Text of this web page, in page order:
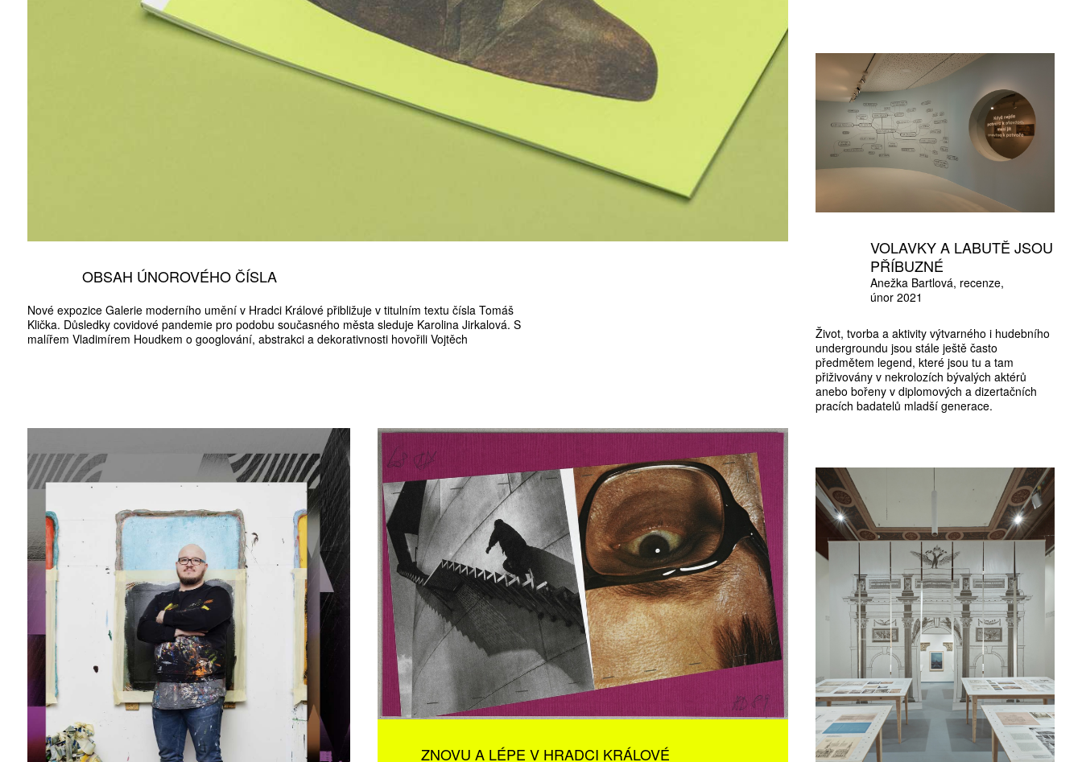
OBSAH ÚNOROVÉHO ČÍSLA
Nové expozice Galerie moderního umění v Hradci Králové přibližuje v titulním textu čísla Tomáš
Klička. Důsledky covidové pandemie pro podobu současného města sleduje Karolina Jirkalová. S
malířem Vladimírem Houdkem o googlování, abstrakci a dekorativnosti hovořili Vojtěch
ZNOVU A LÉPE V HRADCI KRÁLOVÉ
VOLAVKY A LABUTĚ JSOU
PŘÍBUZNÉ
Anežka Bartlová recenze
únor 2021
Život, tvorba a aktivity výtvarného i hudebního
undergroundu jsou stále ještě často
předmětem legend, které jsou tu a tam
přiživovány v nekrolozích bývalých aktérů
anebo bořeny v diplomových a dizertačních
pracích badatelů mladší generace.
ZÍSKEJTE
ROČNÍ PŘEDPLATNÉ
ZA 1100 KČ